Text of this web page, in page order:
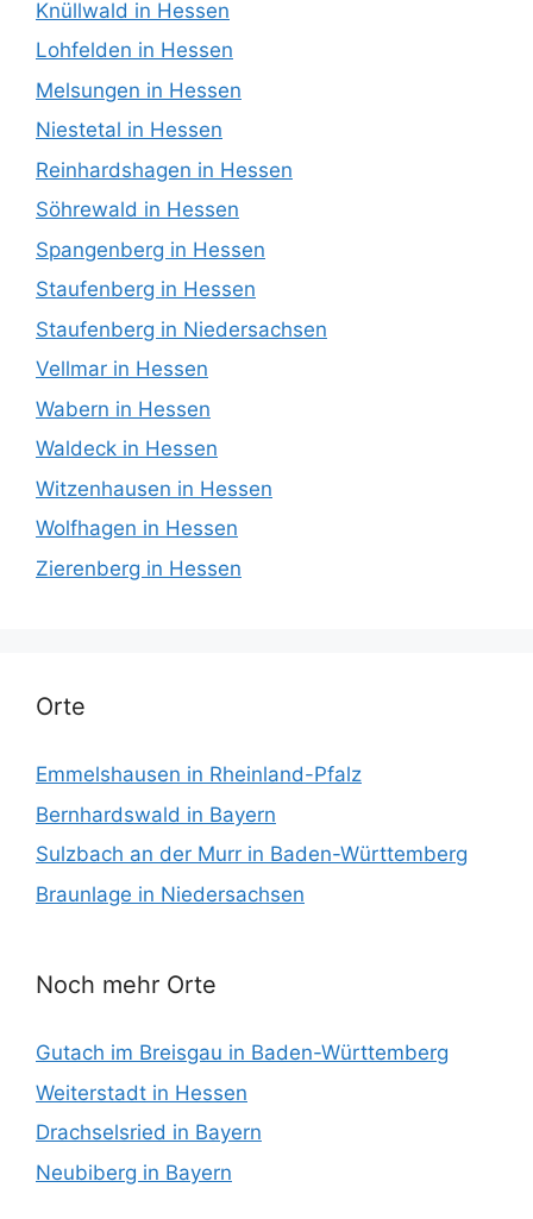
Knüllwald in Hessen
Lohfelden in Hessen
Melsungen in Hessen
Niestetal in Hessen
Reinhardshagen in Hessen
Söhrewald in Hessen
Spangenberg in Hessen
Staufenberg in Hessen
Staufenberg in Niedersachsen
Vellmar in Hessen
Wabern in Hessen
Waldeck in Hessen
Witzenhausen in Hessen
Wolfhagen in Hessen
Zierenberg in Hessen
Orte
Emmelshausen in Rheinland-Pfalz
Bernhardswald in Bayern
Sulzbach an der Murr in Baden-Württemberg
Braunlage in Niedersachsen
Noch mehr Orte
Gutach im Breisgau in Baden-Württemberg
Weiterstadt in Hessen
Drachselsried in Bayern
Neubiberg in Bayern